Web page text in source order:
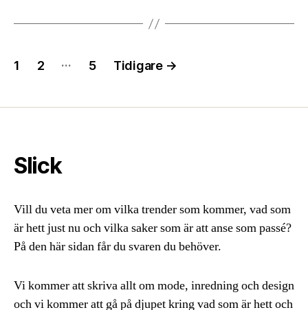
Inläggsnavigering
1 2 … 5 Tidigare →
Slick
Vill du veta mer om vilka trender som kommer, vad som
är hett just nu och vilka saker som är att anse som passé?
På den här sidan får du svaren du behöver.
Vi kommer att skriva allt om mode, inredning och design
och vi kommer att gå på djupet kring vad som är hett och